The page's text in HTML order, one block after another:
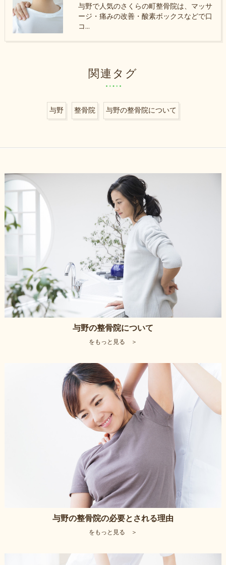
与野で人気のさくらの町整骨院は、マッサ
ージ・痛みの改善・酸素ボックスなどで口
コ…
関連タグ
与野 整骨院 与野の整骨院について
与野の整骨院について
をもっと見る ＞
与野の整骨院の必要とされる理由
をもっと見る ＞